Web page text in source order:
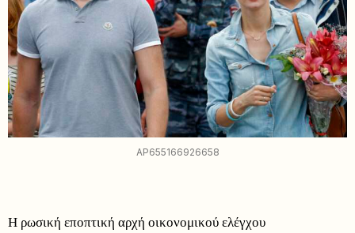
AP655166926658
Η ρωσική εποπτική αρχή οικονομικού ελέγχου